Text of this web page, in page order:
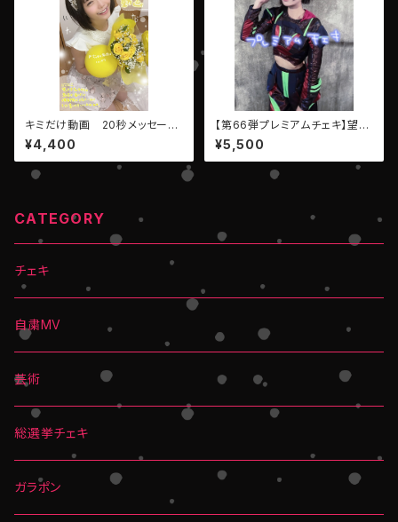
キミだけ動画 20秒メッセージ
【AIBECK・塩藤さやの】
¥4,400
【第66弾プレミアムチェキ】望月
しの（EMPATHY）
¥5,500
CATEGORY
チェキ
自粛MV
芸術
総選挙チェキ
ガラポン